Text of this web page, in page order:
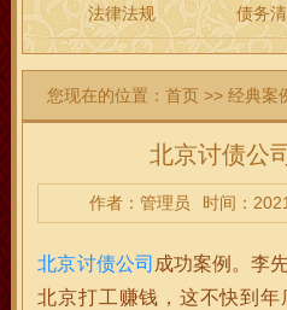
法律法规 债务
您现在的位置：首页 >>经典案
北京讨债公
作者：管理员 时间：
北京讨债公司 成功案例。李
北京打工赚钱，这不快到